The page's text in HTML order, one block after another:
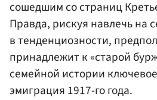
сошедшим со страниц
Правда, рискуя навлечь на
в тенденциозности,
принадлежит к «старой
семейной истории
эмиграция 1917-го года.